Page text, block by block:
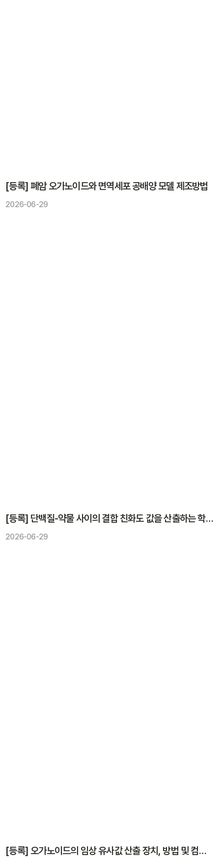
[등록] 폐암 오가노이드와 면역세포 공배양 모델 제조방법
2026-06-29
[등록] 단백질-약물 사이의 결합 친화도 값을 산출하는 학습 모델을 학습시키는 장치, 방법 및 컴퓨터 프로그램
2026-06-29
[등록] 오가노이드의 임상 유사값 산출 장치, 방법 및 컴퓨터 프로그램